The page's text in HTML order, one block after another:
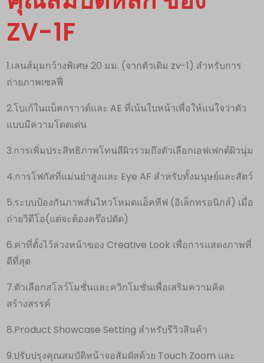
ZV-1F
1.เลนส์มุมกว้างพิเศษ 20 มม. (จากตัวเดิม zv-1) สำหรับการ
ถ่ายภาพเซลฟี่
2.โบเก้ในแบ็คกราวด์และ AE ที่เน้นใบหน้าเพื่อให้แน่ใจว่าตัว
แบบมีความโดดเด่น
3.การเพิ่มประสิทธิภาพโทนสีผิวรวมถึงตัวเลือกเอฟเฟกต์ผิวนุ่ม
4.การโฟกัสที่แม่นยำสูงและ Eye AF สำหรับทั้งมนุษย์และสัตว์
5.ระบบป้องกันภาพสั่นไหวโหมดแอ็คทีฟ (อิเล็กทรอนิกส์) เมื่อ
ถ่ายวิดีโอ(แต่จะต้องคร๊อปตัด)
6.ค่าที่ตั้งไว้ล่วงหน้าของ Creative Look เพื่อการแสดงภาพที่
ดีที่สุด
7.ตัวเลือกสโลว์โมชั่นและควิกโมชั่นเพื่อเสริมความคิด
สร้างสรรค์
8.Product Showcase Setting สำหรับรีวิวสินค้า
9.ปรับปรุงคุณสมบัติหน้าจอสัมผัสด้วย Touch Zoom และ